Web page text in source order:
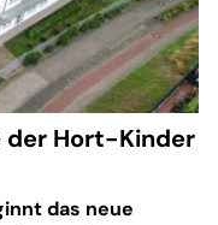
der Hort-Kinder
das neue